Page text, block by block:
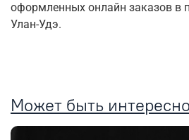
оформленных онлайн заказов в
Улан-Удэ.
Может быть